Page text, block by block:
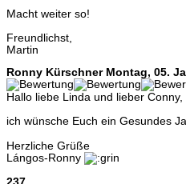
Macht weiter so!
Freundlichst,
Martin
Ronny Kürschner Montag, 05.
Hallo liebe Linda und lieber Conny,
ich wünsche Euch ein Gesundes
Herzliche Grüße
Lángos-Ronny